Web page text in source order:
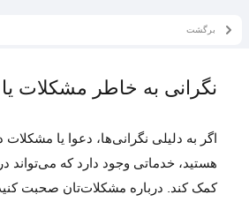
همه موضوعات
تندرستی
برگشت
نگرانی به خاطر مشکلات
اگر به دلیلی نگرانی‌ها، دعوا یا مشکلات
هستید، خدماتی وجود دارد که می‌تواند
کمک کند. درباره مشکلات‌تان صحبت